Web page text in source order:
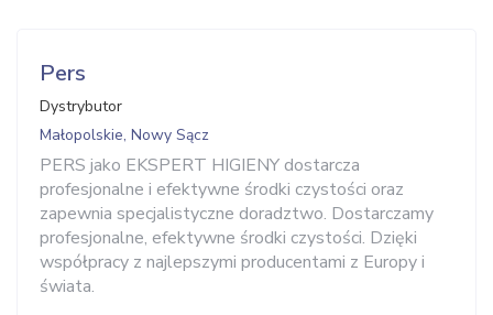
Pers
Dystrybutor
Małopolskie, Nowy Sącz
PERS jako EKSPERT HIGIENY dostarcza
profesjonalne i efektywne środki czystości oraz
zapewnia specjalistyczne doradztwo. Dostarczamy
profesjonalne, efektywne środki czystości. Dzięki
współpracy z najlepszymi producentami z Europy i
świata.